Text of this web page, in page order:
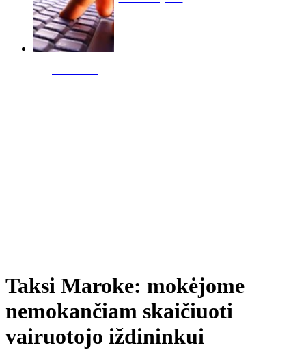
Taksi Maroke: mokėjome
nemokančiam skaičiuoti
vairuotojo iždininkui